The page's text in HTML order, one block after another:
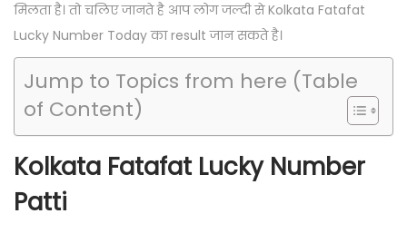
मिलता है। तो चलिए जानते है आप लोग जल्दी से Kolkata Fatafat
Lucky Number Today का result जान सकते है।
Jump to Topics from here (Table
of Content)
Kolkata Fatafat Lucky Number
Patti